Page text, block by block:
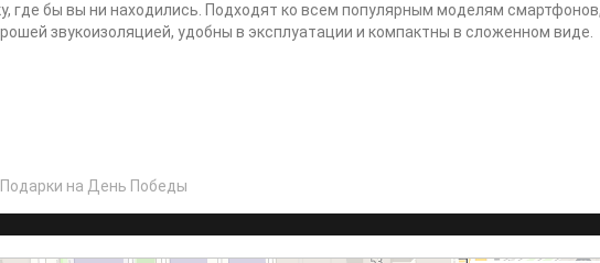
бы вы ни находились. Подходят ко всем популярным моделям
звукоизоляцией, удобны в эксплуатации и компактны в сложенном виде.
Подарки на День Победы